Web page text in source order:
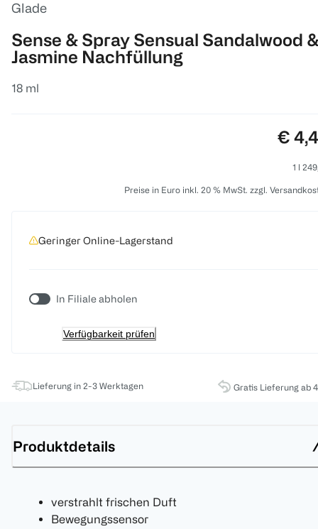
Glade
Sense & Spray Sensual Sandalwood
Jasmine Nachfüllung
18 ml
€
1 l
Preise in Euro inkl. 20 % MwSt. zzgl.
Geringer Online-Lagerstand
In Filiale abholen
Verfügbarkeit prüfen
Lieferung in 2-3 Werktagen Gratis Lieferung ab
Produktdetails
verstrahlt frischen Duft
Bewegungssensor